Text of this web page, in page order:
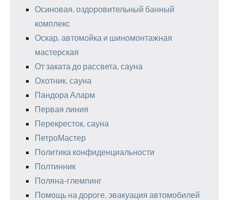
Осиновая, оздоровительный банный
комплекс
Оскар, автомойка и шиномонтажная
мастерская
От заката до рассвета, сауна
Охотник, сауна
Пандора Аларм
Первая линия
Перекресток, сауна
ПетроМастер
Политика конфиденциальности
Полтинник
Поляна-глемпинг
Помощь на дороге, эвакуация автомобилей